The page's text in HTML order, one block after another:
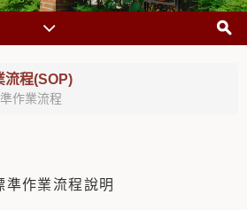
流程(SOP)
作業流程
準作業流程說明